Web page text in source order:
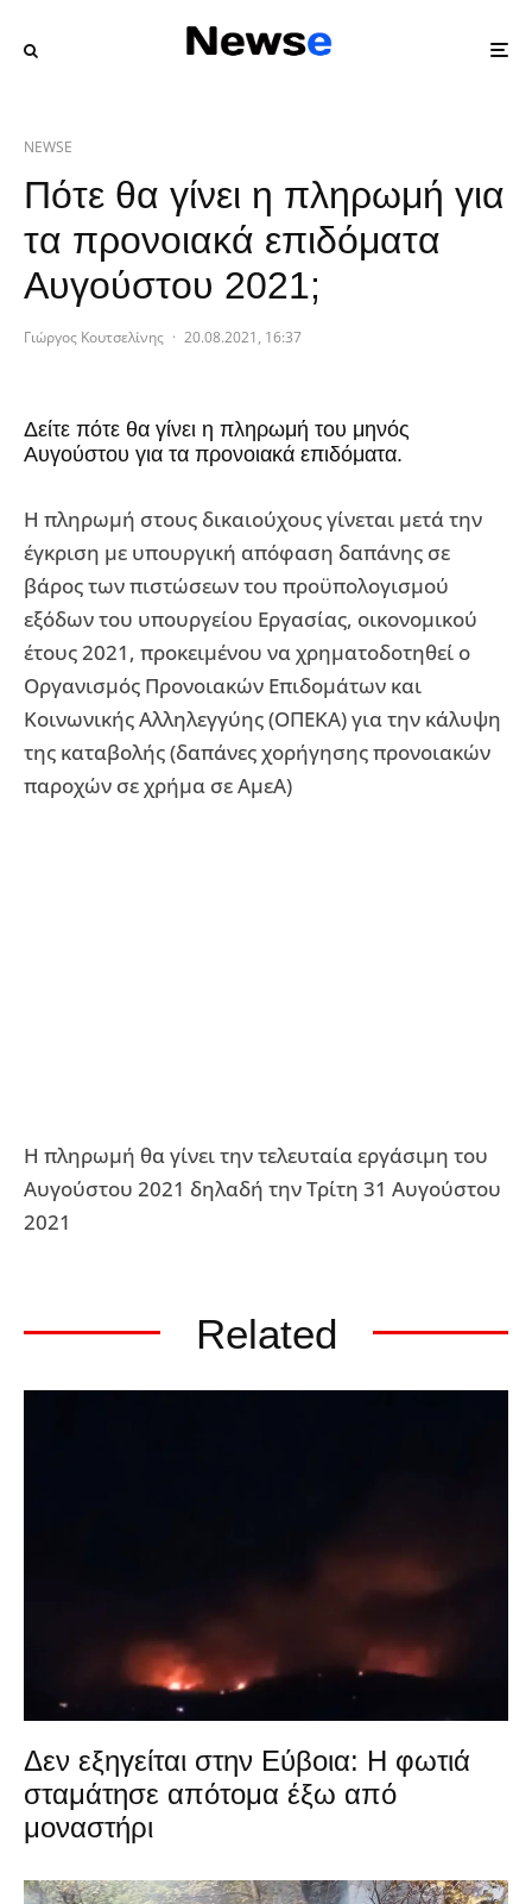
NEWSE
Πότε θα γίνει η πληρωμή για
τα προνοιακά επιδόματα
Αυγούστου 2021;
Γιώργος Κουτσελίνης · 20.08.2021, 16:37
Δείτε πότε θα γίνει η πληρωμή του μηνός
Αυγούστου για τα προνοιακά επιδόματα.
Η πληρωμή στους δικαιούχους γίνεται μετά την
έγκριση με υπουργική απόφαση δαπάνης σε
βάρος των πιστώσεων του προϋπολογισμού
εξόδων του υπουργείου Εργασίας, οικονομικού
έτους 2021, προκειμένου να χρηματοδοτηθεί ο
Οργανισμός Προνοιακών Επιδομάτων και
Κοινωνικής Αλληλεγγύης (ΟΠΕΚΑ) για την κάλυψη
της καταβολής (δαπάνες χορήγησης προνοιακών
παροχών σε χρήμα σε ΑμεΑ)
Η πληρωμή θα γίνει την τελευταία εργάσιμη του
Αυγούστου 2021 δηλαδή την Τρίτη 31 Αυγούστου
2021
Related
Δεν εξηγείται στην Εύβοια: Η φωτιά
σταμάτησε απότομα έξω από
μοναστήρι